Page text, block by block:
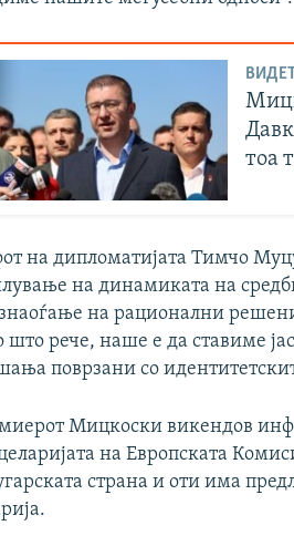
тоа
на дипломатијата Тимчо
на динамиката на
на рационални
што рече, наше е да ставиме
поврзани со
Мицкоски викендов
на Европската
страна и оти има